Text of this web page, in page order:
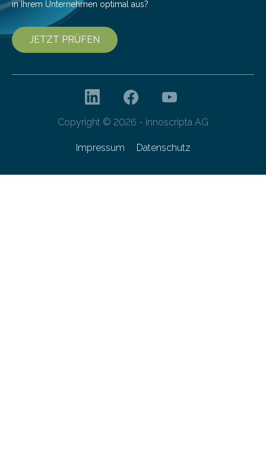
in Ihrem Unternehmen optimal aus?
JETZT PRÜFEN
Copyright © 2026 - innoscripta AG
Impressum Datenschutz